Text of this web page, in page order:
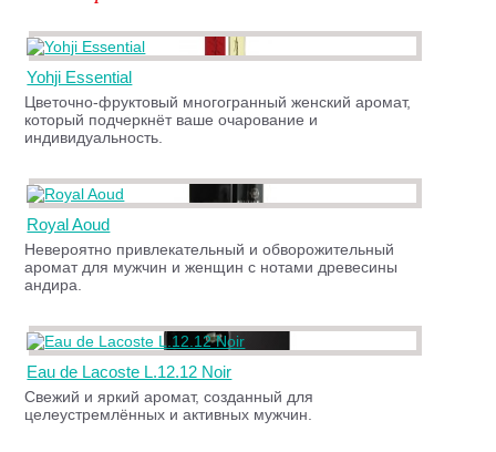
Yohji Essential
Цветочно-фруктовый многогранный женский аромат,
который подчеркнёт ваше очарование и
индивидуальность.
Royal Aoud
Невероятно привлекательный и обворожительный
аромат для мужчин и женщин с нотами древесины
андира.
Eau de Lacoste L.12.12 Noir
Свежий и яркий аромат, созданный для
целеустремлённых и активных мужчин.